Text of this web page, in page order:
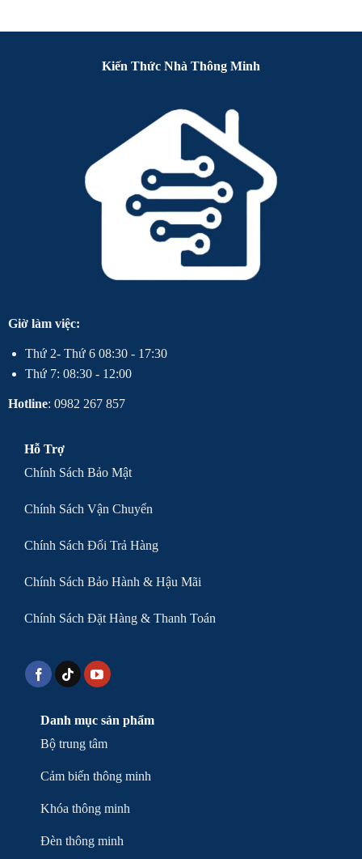
Kiến Thức Nhà Thông Minh
Giờ làm việc:
Thứ 2- Thứ 6 08:30 - 17:30
Thứ 7: 08:30 - 12:00
Hotline: 0982 267 857
Hỗ Trợ
Chính Sách Bảo Mật
Chính Sách Vận Chuyển
Chính Sách Đổi Trả Hàng
Chính Sách Bảo Hành & Hậu Mãi
Chính Sách Đặt Hàng & Thanh Toán
Danh mục sản phẩm
Bộ trung tâm
Cảm biến thông minh
Khóa thông minh
Đèn thông minh